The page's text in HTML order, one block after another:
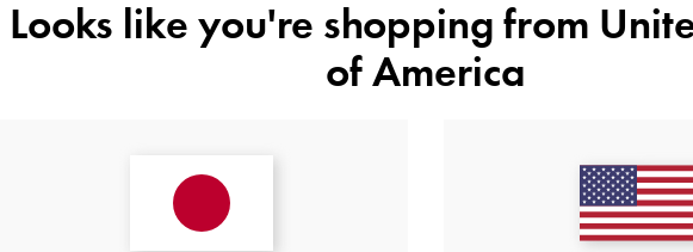
お値段以上に高級感
Looks like you're shopping from
of America